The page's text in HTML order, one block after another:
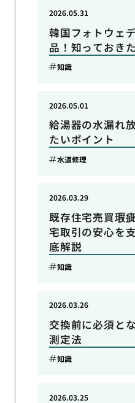
韓国フォトウェ
品！知っておき
2026.05.31
知識
給湯器の水漏れ
たいポイント
2026.05.01
水道修理
既存住宅売買瑕
宅取引の安心を
底解説
2026.03.29
知識
交換前に必須と
測定法
2026.03.26
知識
2026.03.25